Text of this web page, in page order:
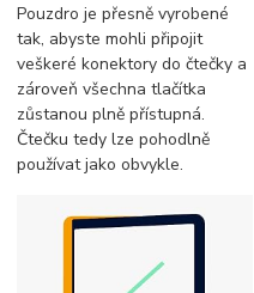
Pouzdro je přesně vyrobené
tak, abyste mohli připojit
veškeré konektory do čtečky a
zároveň všechna tlačítka
zůstanou plně přístupná.
Čtečku tedy lze pohodlně
používat jako obvykle.